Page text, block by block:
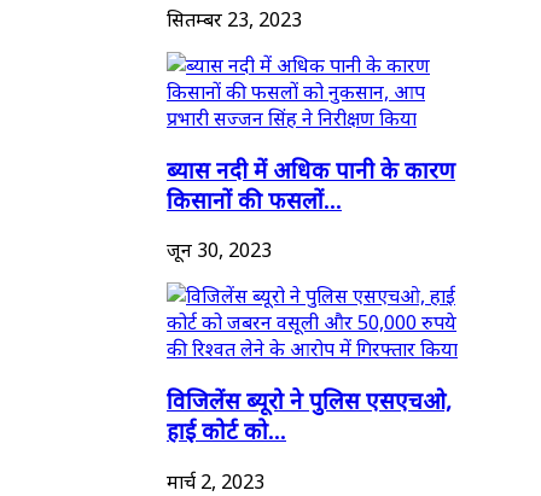
सितम्बर 23, 2023
ब्यास नदी में अधिक पानी के कारण
किसानों की फसलों...
जून 30, 2023
विजिलेंस ब्यूरो ने पुलिस एसएचओ,
हाई कोर्ट को...
मार्च 2, 2023